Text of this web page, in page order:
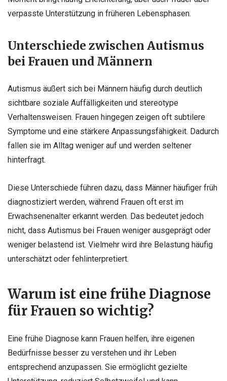
verpasste Unterstützung in früheren Lebensphasen.
Unterschiede zwischen Autismus
bei Frauen und Männern
Autismus äußert sich bei Männern häufig durch deutlich
sichtbare soziale Auffälligkeiten und stereotype
Verhaltensweisen. Frauen hingegen zeigen oft subtilere
Symptome und eine stärkere Anpassungsfähigkeit. Dadurch
fallen sie im Alltag weniger auf und werden seltener
hinterfragt.
Diese Unterschiede führen dazu, dass Männer häufiger früh
diagnostiziert werden, während Frauen oft erst im
Erwachsenenalter erkannt werden. Das bedeutet jedoch
nicht, dass Autismus bei Frauen weniger ausgeprägt oder
weniger belastend ist. Vielmehr wird ihre Belastung häufig
unterschätzt oder fehlinterpretiert.
Warum ist eine frühe Diagnose
für Frauen so wichtig?
Eine frühe Diagnose kann Frauen helfen, ihre eigenen
Bedürfnisse besser zu verstehen und ihr Leben
entsprechend anzupassen. Sie ermöglicht gezielte